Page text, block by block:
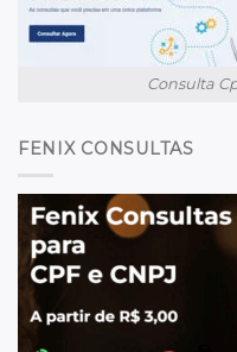
Consulta
FENIX CONSULTAS